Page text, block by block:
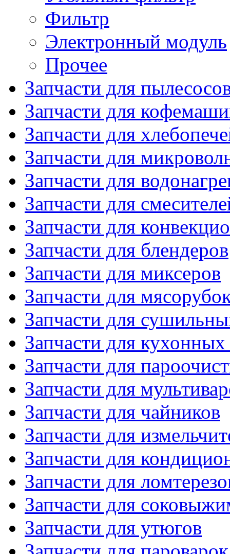
Фильтр
Электронный модуль
Прочее
Запчасти для
Запчасти для
Запчасти для
Запчасти для
Запчасти для
Запчасти для
Запчасти для
Запчасти для блендеров
Запчасти для миксеров
Запчасти для
Запчасти для
Запчасти для
Запчасти для
Запчасти для
Запчасти для чайников
Запчасти для
Запчасти для
Запчасти для
Запчасти для
Запчасти для утюгов